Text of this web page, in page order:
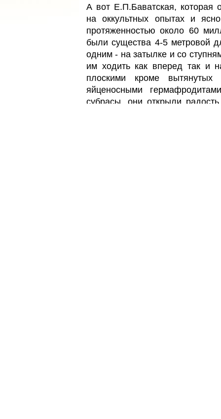
А вот Е.П.Баватская, которая
на оккультных опытах и
протяженностью около 60
были существа 4-5 метровой
одним - на затылке и со
им ходить как вперед так и
плоскими кроме
яйценосными
субрасы, они открыли